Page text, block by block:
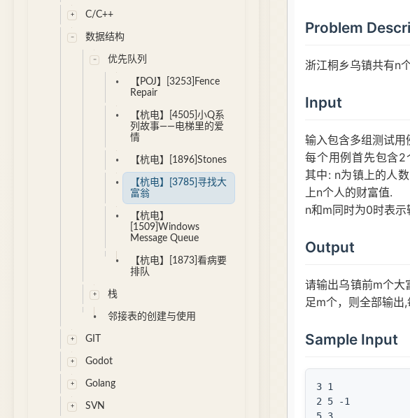
C/C++
数据结构
优先队列
【POJ】[3253]Fence
Repair
【杭电】[4505]小Q系
列故事——电梯里的爱
情
【杭电】[1896]Stones
【杭电】[3785]寻找大
富翁
【杭电】
[1509]Windows
Message Queue
【杭电】[1873]看病要
排队
栈
邻接表的创建与使用
GIT
Godot
Golang
SVN